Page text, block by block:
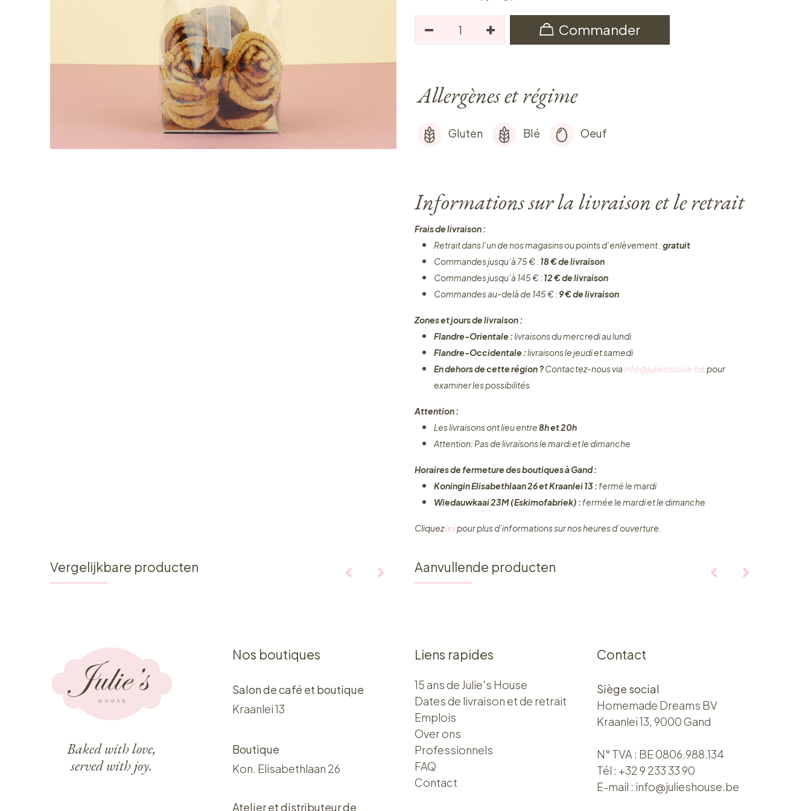
Commander
Allergènes et régime
Gluten Blé Oeuf
Informations sur la livraison et le retrait
Frais de livraison :
Retrait dans l’un de nos magasins ou points d’enlèvement :gratuit
Commandes jusqu’à 75 € : 18 € de livraison
Commandes jusqu’à 145 € : 12 € de livraison
Commandes au-delà de 145 € : 9 € de livraison
Zones et jours de livraison :
Flandre-Orientale :livraisons du mercredi au lundi
Flandre-Occidentale :livraisons le jeudi et samedi
En dehors de cette région ?Contactez-nous via info@julieshouse.bepour
examiner les possibilités
Attention :
Les livraisons ont lieu entre8h et 20h
Attention: Pas de livraisons le mardi et le dimanche
Horaires de fermeture des boutiques à Gand :
Koningin Elisabethlaan 26 et Kraanlei 13 :fermé le mardi
Wiedauwkaai 23M (Eskimofabriek) :fermée le mardi et le dimanche
Cliquez ​icipour plus d’informations sur nos heures d’ouverture.
Vergelijkbare producten Aanvullende producten
Baked with love,
served with joy.
Nos boutiques
Salon de café et boutique
Kraanlei 13
Boutique
Kon. Elisabethlaan 26
Atelier et distributeur de
Liens rapides
15 ans de Julie's House
Dates de livraison et de retrait
Emplois
Over ons​​
Professionnels
FAQ
Contact
Contact
Siège social
Homemade Dreams BV
Kraanlei 13, 9000 Gand
N° TVA : BE 0806.988.134
Tél : +32 9 233 33 90
E-mail : info@julieshouse.be